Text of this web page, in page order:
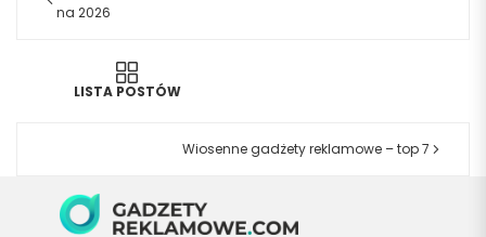
na 2026
LISTA POSTÓW
Wiosenne gadżety reklamowe – top 7